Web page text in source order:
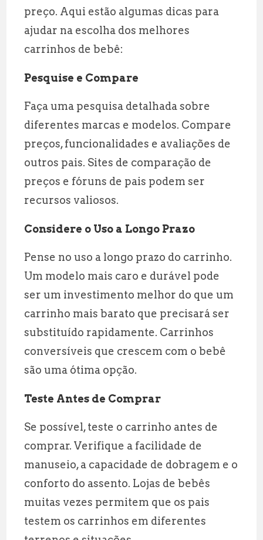
preço. Aqui estão algumas dicas para
ajudar na escolha dos melhores
carrinhos de bebê:
Pesquise e Compare
Faça uma pesquisa detalhada sobre
diferentes marcas e modelos. Compare
preços, funcionalidades e avaliações de
outros pais. Sites de comparação de
preços e fóruns de pais podem ser
recursos valiosos.
Considere o Uso a Longo Prazo
Pense no uso a longo prazo do carrinho.
Um modelo mais caro e durável pode
ser um investimento melhor do que um
carrinho mais barato que precisará ser
substituído rapidamente. Carrinhos
conversíveis que crescem com o bebê
são uma ótima opção.
Teste Antes de Comprar
Se possível, teste o carrinho antes de
comprar. Verifique a facilidade de
manuseio, a capacidade de dobragem e o
conforto do assento. Lojas de bebês
muitas vezes permitem que os pais
testem os carrinhos em diferentes